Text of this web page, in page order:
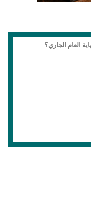
العام الجاري؟